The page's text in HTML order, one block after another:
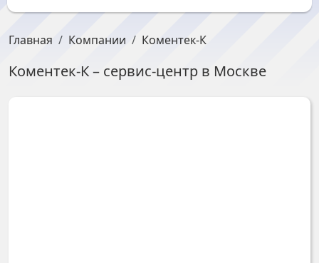
Главная Компании Коментек-К
Коментек-К– сервис-центр в Москве